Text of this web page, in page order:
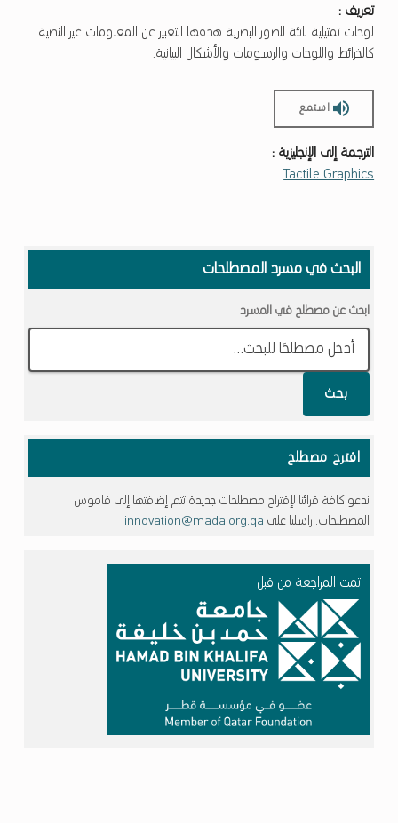
تعريف :
لوحات تمثيلية ناتئة للصور البصرية هدفها التعبير عن المعلومات غير النصية
كالخرائط واللوحات والرسومات والأشكال البيانية.
استمع
الترجمة إلى الإنجليزية :
Tactile Graphics
Skip back to main navigation
البحث في مسرد المصطلحات
ابحث عن مصطلح في المسرد
بحث
اقترح مصطلح
ندعو كافة قرائنا لإقتراح مصطلحات جديدة تتم إضافتها إلى قاموس
المصطلحات. راسلنا على innovation@mada.org.qa
تمت المراجعة من قبل